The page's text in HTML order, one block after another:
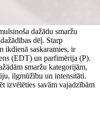
dažādu smaržu
dēļ. Starp
ikdienā saskaramies, ir
(EDT) un parfimērija (P).
smaržu kategorijām,
ilgmūžību un intensitāti.
izvēlēties savām vajadzībām